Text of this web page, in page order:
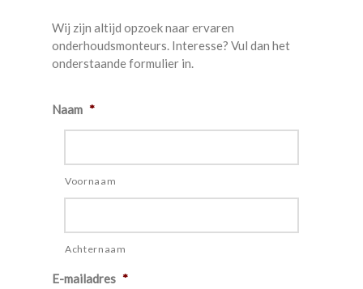
Wij zijn altijd opzoek naar ervaren
onderhoudsmonteurs. Interesse? Vul dan het
onderstaande formulier in.
Naam *
Voornaam
Achternaam
E-mailadres *